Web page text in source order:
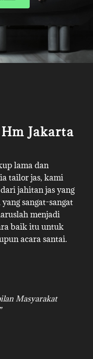
Jakarta
lama dan
tailor jas, kami
jahitan jas yang
sangat-sangat
menjadi
baik itu untuk
acara santai.
Masyarakat